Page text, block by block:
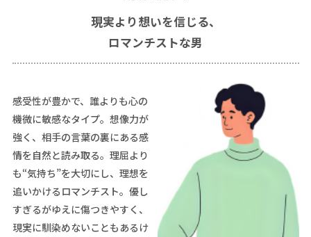
現実より想いを信じる、
ロマンチストな男
感受性が豊かで、誰よりも心の
機微に敏感なタイプ。想像力が
強く、相手の言葉の裏にある感
情を自然と読み取る。理屈より
も“気持ち”を大切にし、理想を
追いかけるロマンチスト。優し
すぎるがゆえに傷つきやすく、
現実に馴染めないこともあるけ